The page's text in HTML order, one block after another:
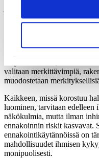
johtaa vääriin
kaventaa ajattelua ja
kuvauksia. Todellisuuden
saattavat jäädä järjestelmiltä
valitaan merkittävimpiä,
muodostetaan
Kaikkeen, missä korostuu
luominen, tarvitaan edelleen
näkökulmia, mutta ilman
ennakoinnin riskit kasvavat.
ennakointikäytännöissä on
mahdollisuudet ihmisen
monipuolisesti.